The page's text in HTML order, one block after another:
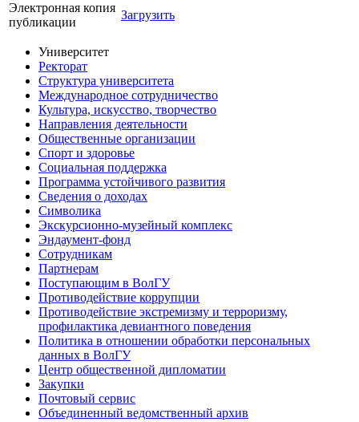
Электронная копия
публикации
Загрузить
Университет
Ректорат
Структура университета
Международное сотрудничество
Культура, искусство, творчество
Направления деятельности
Общественные организации
Спорт и здоровье
Социальная поддержка
Программа устойчивого развития
Сведения о доходах
Символика
Экскурсионно-музейный комплекс
Эндаумент-фонд
Сотрудникам
Партнерам
Поступающим в ВолГУ
Противодействие коррупции
Противодействие экстремизму и терроризму,
профилактика девиантного поведения
Политика в отношении обработки персональных
данных в ВолГУ
Центр общественной дипломатии
Закупки
Почтовый сервис
Объединенный ведомственный архив